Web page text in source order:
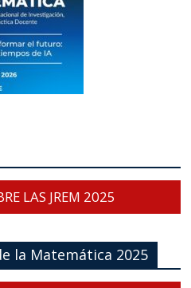
LAS JREM 2025
la Matemática 2025